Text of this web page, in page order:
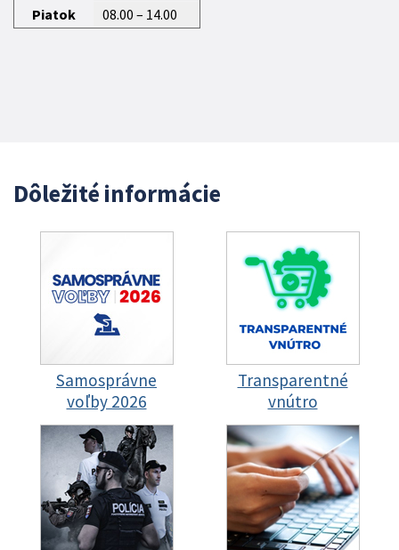
Piatok 08.00 – 14.00
Dôležité informácie
Samosprávne
voľby 2026
Transparentné
vnútro